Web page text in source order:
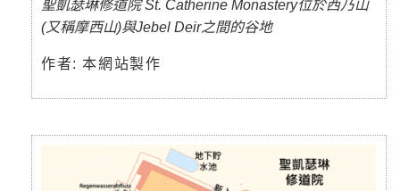
聖凱瑟琳修道院 St. Catherine Monastery位於西乃山
(又稱摩西山)與Jebel Deir之間的谷地
作者: 本網站製作